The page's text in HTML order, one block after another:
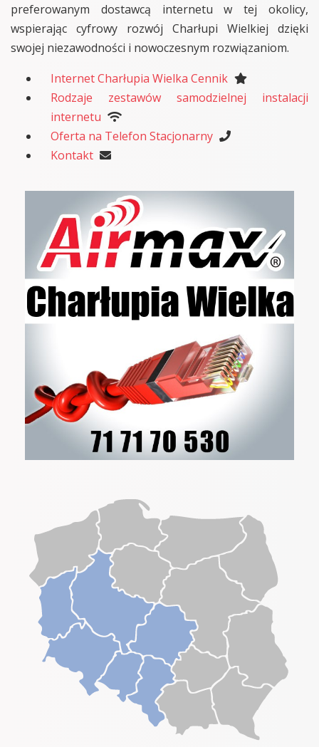
preferowanym dostawcą internetu w tej okolicy,
wspierając cyfrowy rozwój Charłupi Wielkiej dzięki
swojej niezawodności i nowoczesnym rozwiązaniom.
Internet Charłupia Wielka Cennik
Rodzaje zestawów samodzielnej instalacji
internetu
Oferta na Telefon Stacjonarny
Kontakt